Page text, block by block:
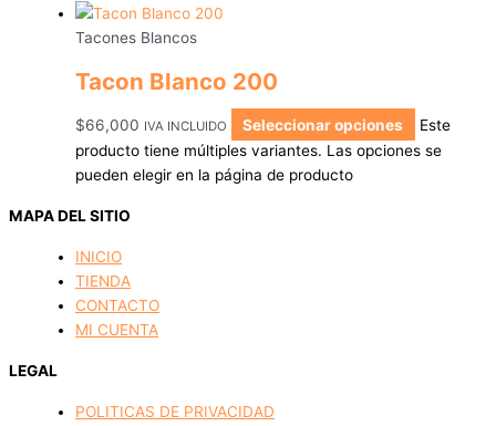
Tacones Blancos
Tacon Blanco 200
$66,000 IVA INCLUIDO Seleccionar opciones
Este
producto tiene múltiples variantes. Las opciones se
pueden elegir en la página de producto
MAPA DEL SITIO
INICIO
TIENDA
CONTACTO
MI CUENTA
LEGAL
POLITICAS DE PRIVACIDAD